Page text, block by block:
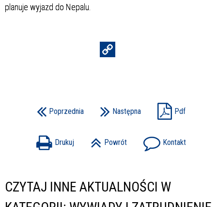
planuje wyjazd do Nepalu.
Poprzednia Następna Pdf
Drukuj Powrót Kontakt
CZYTAJ INNE AKTUALNOŚCI W